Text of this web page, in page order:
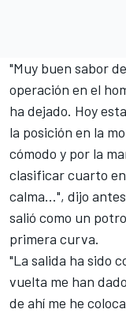
"Muy buen sabor
operación en el
ha dejado. Hoy
la posición en la
cómodo y por la
clasificar cuarto
calma…", dijo
salió como un
primera curva.
"La salida ha sido
vuelta me han
de ahí me he